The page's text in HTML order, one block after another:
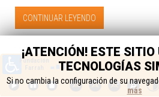
CONTINUAR LEYENDO
CENTRO
¡ATENCIÓN! ESTE
TECNOLOGÍAS
Si no cambia la configuración de su
más